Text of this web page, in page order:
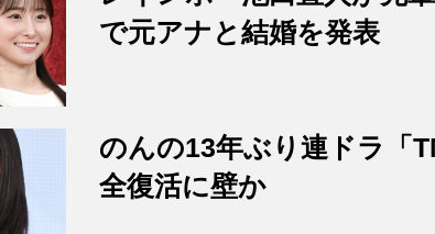
で元アナと結婚を発表
のんの13年ぶり連ドラ「
全復活に壁か